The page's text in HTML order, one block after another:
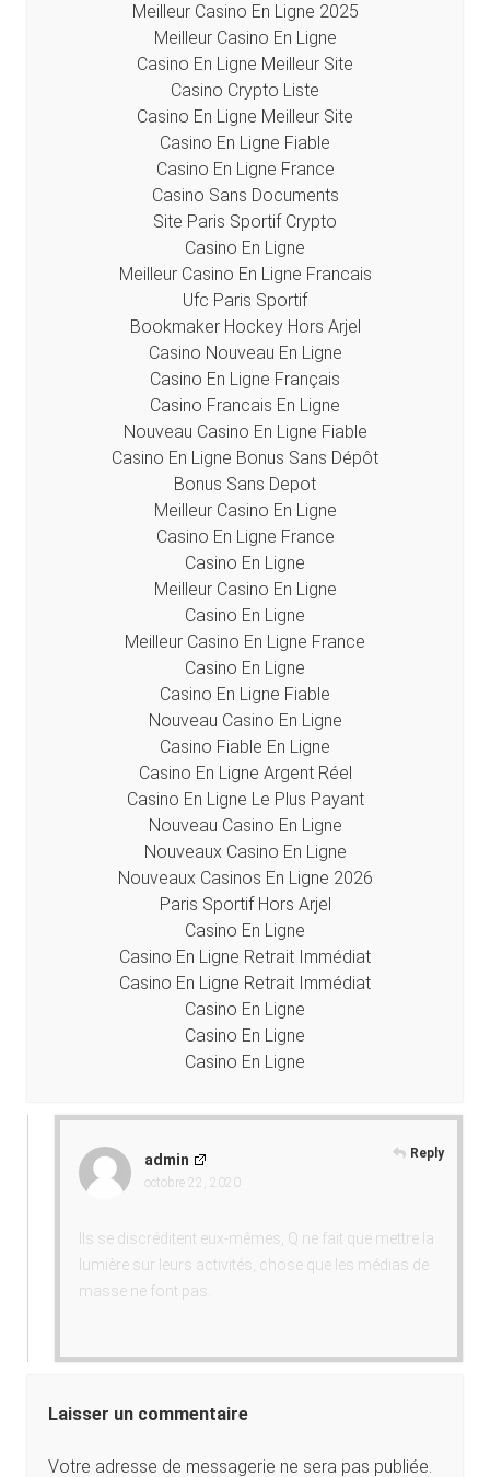
Meilleur Casino En Ligne 2025
Meilleur Casino En Ligne
Casino En Ligne Meilleur Site
Casino Crypto Liste
Casino En Ligne Meilleur Site
Casino En Ligne Fiable
Casino En Ligne France
Casino Sans Documents
Site Paris Sportif Crypto
Casino En Ligne
Meilleur Casino En Ligne Francais
Ufc Paris Sportif
Bookmaker Hockey Hors Arjel
Casino Nouveau En Ligne
Casino En Ligne Français
Casino Francais En Ligne
Nouveau Casino En Ligne Fiable
Casino En Ligne Bonus Sans Dépôt
Bonus Sans Depot
Meilleur Casino En Ligne
Casino En Ligne France
Casino En Ligne
Meilleur Casino En Ligne
Casino En Ligne
Meilleur Casino En Ligne France
Casino En Ligne
Casino En Ligne Fiable
Nouveau Casino En Ligne
Casino Fiable En Ligne
Casino En Ligne Argent Réel
Casino En Ligne Le Plus Payant
Nouveau Casino En Ligne
Nouveaux Casino En Ligne
Nouveaux Casinos En Ligne 2026
Paris Sportif Hors Arjel
Casino En Ligne
Casino En Ligne Retrait Immédiat
Casino En Ligne Retrait Immédiat
Casino En Ligne
Casino En Ligne
Casino En Ligne
admin
octobre 22, 2020
Ils se discréditent eux-mêmes, Q ne fait que mettre la
lumière sur leurs activités, chose que les médias de
masse ne font pas.
Reply
Laisser un commentaire
Votre adresse de messagerie ne sera pas publiée.